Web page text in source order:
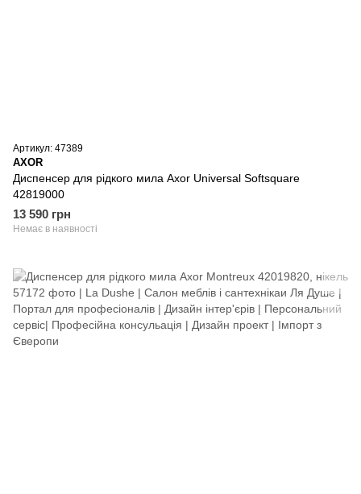
Артикул: 47389
AXOR
Диспенсер для рідкого мила Axor Universal Softsquare
42819000
13 590 грн
Немає в наявності